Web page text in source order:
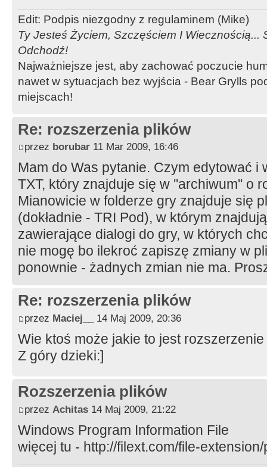
Edit: Podpis niezgodny z regulaminem (Mike)
Ty Jesteś Życiem, Szczęściem I Wiecznością...
Odchodź!
Najważniejsze jest, aby zachować poczucie
nawet w sytuacjach bez wyjścia - Bear Grylls
miejscach!
Re: rozszerzenia plików
przez borubar 11 Mar 2009, 16:46
Mam do Was pytanie. Czym edytować i
TXT, który znajduje się w ''archiwum'' o
Mianowicie w folderze gry znajduje się
(dokładnie - TRI Pod), w którym
zawierające dialogi do gry, w których
nie mogę bo ilekroć zapiszę zmiany w
ponownie - żadnych zmian nie ma.
Re: rozszerzenia plików
przez Maciej__ 14 Maj 2009, 20:36
Wie ktoś może jakie to jest rozszerzenie
Z góry dzieki:]
Rozszerzenia plików
przez Achitas 14 Maj 2009, 21:22
Windows Program Information File
więcej tu - http://filext.com/file-extension/